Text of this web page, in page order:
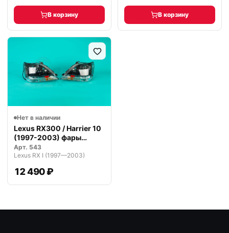
В корзину В корзину
Нет в наличии
Lexus RX300 / Harrier 10
(1997-2003) фары
темные
Арт. 543
Lexus RX I (1997—2003)
12 490 ₽